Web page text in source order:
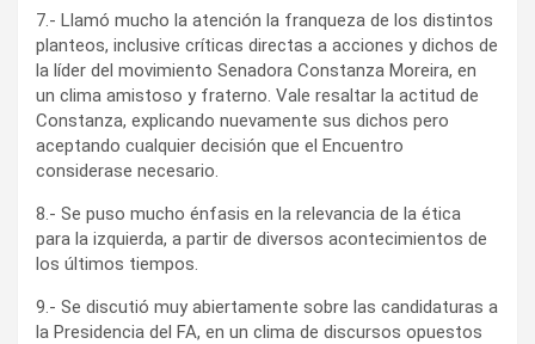
7.- Llamó mucho la atención la franqueza de los distintos
planteos, inclusive críticas directas a acciones y dichos de
la líder del movimiento Senadora Constanza Moreira, en
un clima amistoso y fraterno. Vale resaltar la actitud de
Constanza, explicando nuevamente sus dichos pero
aceptando cualquier decisión que el Encuentro
considerase necesario.
8.- Se puso mucho énfasis en la relevancia de la ética
para la izquierda, a partir de diversos acontecimientos de
los últimos tiempos.
9.- Se discutió muy abiertamente sobre las candidaturas a
la Presidencia del FA, en un clima de discursos opuestos